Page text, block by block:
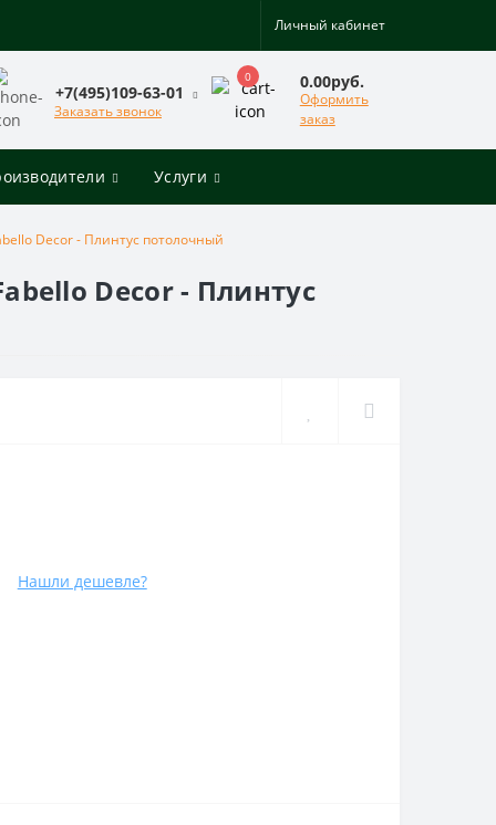
Личный кабинет
+7(495)109-63-01
Заказать звонок
0 0.00руб.
Оформить
заказ
Услуги
Decor - Плинтус потолочный
Decor - Плинтус
Нашли дешевле?